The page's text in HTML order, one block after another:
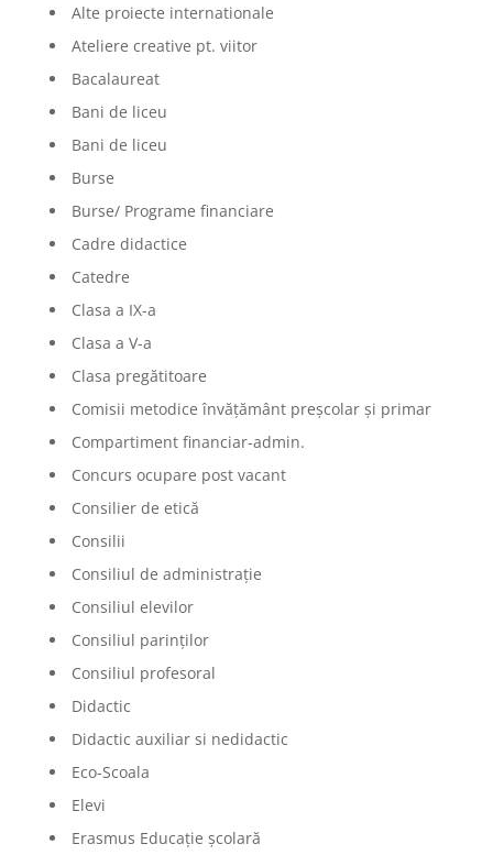
Alte proiecte internationale
Ateliere creative pt. viitor
Bacalaureat
Bani de liceu
Bani de liceu
Burse
Burse/ Programe financiare
Cadre didactice
Catedre
Clasa a IX-a
Clasa a V-a
Clasa pregătitoare
Comisii metodice învățământ preșcolar și primar
Compartiment financiar-admin.
Concurs ocupare post vacant
Consilier de etică
Consilii
Consiliul de administrație
Consiliul elevilor
Consiliul parinților
Consiliul profesoral
Didactic
Didactic auxiliar si nedidactic
Eco-Scoala
Elevi
Erasmus Educație școlară